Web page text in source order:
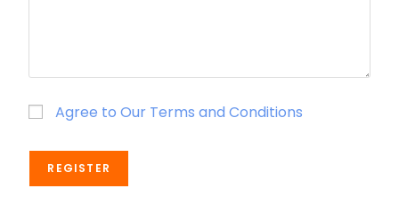
Agree to Our Terms and Conditions
REGISTER